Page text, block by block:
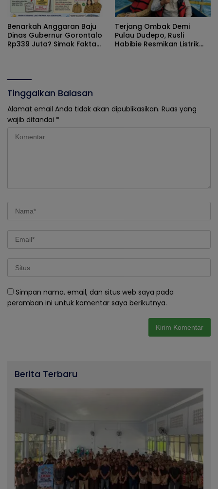
Benarkah Anggaran Baju
Dinas Gubernur Gorontalo
Rp339 Juta? Simak Fakta
Terjang Ombak Demi
Pulau Dudepo, Rusli
Habibie Resmikan Listrik
Tinggalkan Balasan
Alamat email Anda tidak akan dipublikasikan. Ruas yang
wajib ditandai *
Simpan nama, email, dan situs web saya pada
peramban ini untuk komentar saya berikutnya.
Berita Terbaru